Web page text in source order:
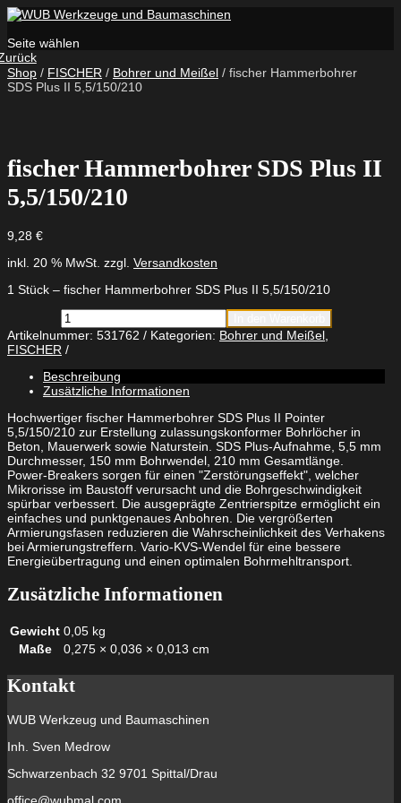
Seite wählen
Shop / FISCHER / Bohrer und Meißel / fischer Hammerbohrer
SDS Plus II 5,5/150/210
fischer Hammerbohrer SDS Plus II
5,5/150/210
9,28 €
inkl. 20 % MwSt. zzgl. Versandkosten
1 Stück – fischer Hammerbohrer SDS Plus II 5,5/150/210
fischer
Hammerbohrer
SDS
Plus
II
5,5/150/210
Menge
Artikelnummer: 531762 Kategorien: Bohrer und Meißel
FISCHER
Beschreibung
Zusätzliche Informationen
Hochwertiger fischer Hammerbohrer SDS Plus II Pointer
5,5/150/210 zur Erstellung zulassungskonformer Bohrlöcher in
Beton, Mauerwerk sowie Naturstein. SDS Plus-Aufnahme, 5,5 mm
Durchmesser, 150 mm Bohrwendel, 210 mm Gesamtlänge.
Power-Breakers sorgen für einen "Zerstörungseffekt", welcher
Mikrorisse im Baustoff verursacht und die Bohrgeschwindigkeit
spürbar verbessert. Die ausgeprägte Zentrierspitze ermöglicht ein
einfaches und punktgenaues Anbohren. Die vergrößerten
Armierungsfasen reduzieren die Wahrscheinlichkeit des Verhakens
bei Armierungstreffern. Vario-KVS-Wendel für eine bessere
Energieübertragung und einen optimalen Bohrmehltransport.
Zusätzliche Informationen
Gewicht 0,05 kg
Maße
0,275 × 0,036 × 0,013 cm
Kontakt
WUB Werkzeug und Baumaschinen
Inh. Sven Medrow
Schwarzenbach 32 9701 Spittal/Drau